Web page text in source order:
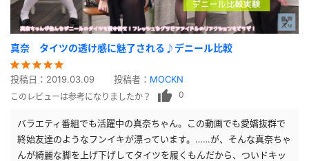
真奈 タイツの透け感に魅了される♪デニール比較
投稿日： 2019.03.09 投稿者： MOCKN
このレビューは参考になりましたか？ 0
バラエティ番組でも活躍中の真奈ちゃん。この動画でも愛嬌抜群で
終始友達のようなフンイキが漂っています。……が、そんな真奈ちゃ
んが綺麗な脚を上げ下げしてタイツを履くもんだから、ついドキッ